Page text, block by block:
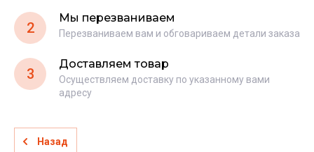
2
Мы перезваниваем
Перезваниваем вам и обговариваем детали заказа
3
Доставляем товар
Осуществляем доставку по указанному вами
адресу
Назад